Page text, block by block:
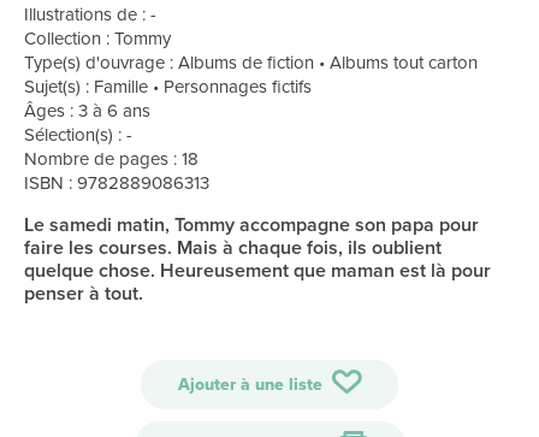
Illustrations de : -
Collection : Tommy
Type(s) d'ouvrage : Albums de fiction • Albums tout carton
Sujet(s) : Famille • Personnages fictifs
Âges : 3 à 6 ans
Sélection(s) : -
Nombre de pages : 18
ISBN : 9782889086313
Le samedi matin, Tommy accompagne son papa pour
faire les courses. Mais à chaque fois, ils oublient
quelque chose. Heureusement que maman est là pour
penser à tout.
Ajouter à une liste